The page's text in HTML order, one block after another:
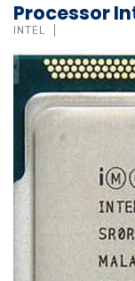
Processor
INTEL